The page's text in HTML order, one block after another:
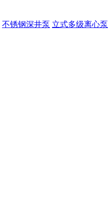
不锈钢深井泵 立式多级离心泵